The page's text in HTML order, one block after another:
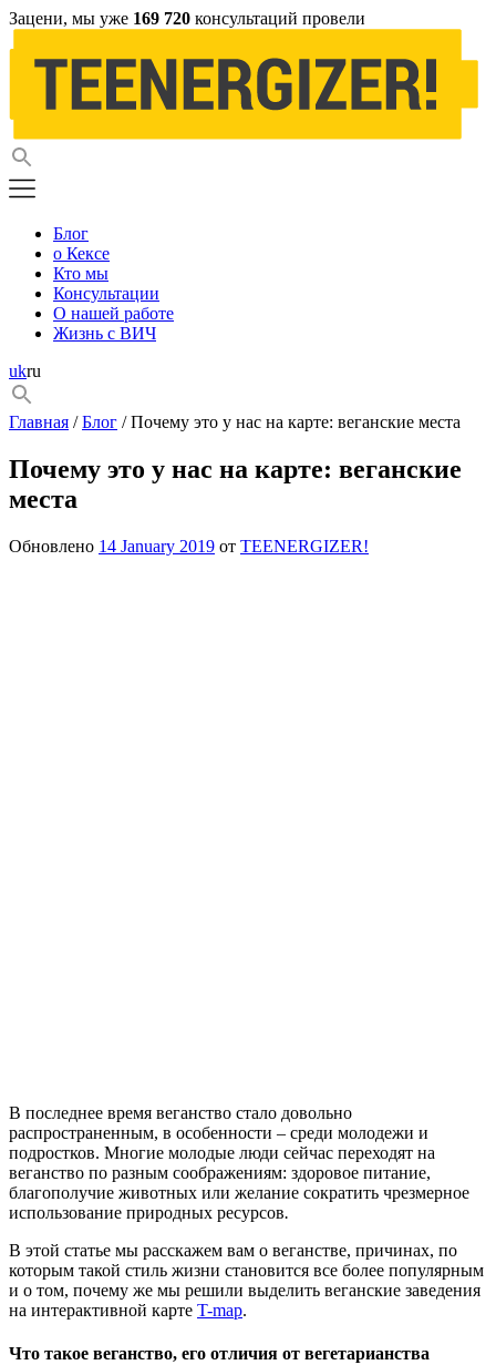
Зацени, мы уже 169 720 консультаций провели
Блог
о Кексе
Кто мы
Консультации
О нашей работе
Жизнь с ВИЧ
ukru
Главная /Блог / Почему это у нас на карте: веганские места
Почему это у нас на карте: веганские
места
Обновлено 14 January 2019 от TEENERGIZER!
В последнее время веганство стало довольно
распространенным, в особенности – среди молодежи и
подростков. Многие молодые люди сейчас переходят на
веганство по разным соображениям: здоровое питание,
благополучие животных или желание сократить чрезмерное
использование природных ресурсов.
В этой статье мы расскажем вам о веганстве, причинах, по
которым такой стиль жизни становится все более популярным
и о том, почему же мы решили выделить веганские заведения
на интерактивной карте T-map.
Что такое веганство, его отличия от вегетарианства